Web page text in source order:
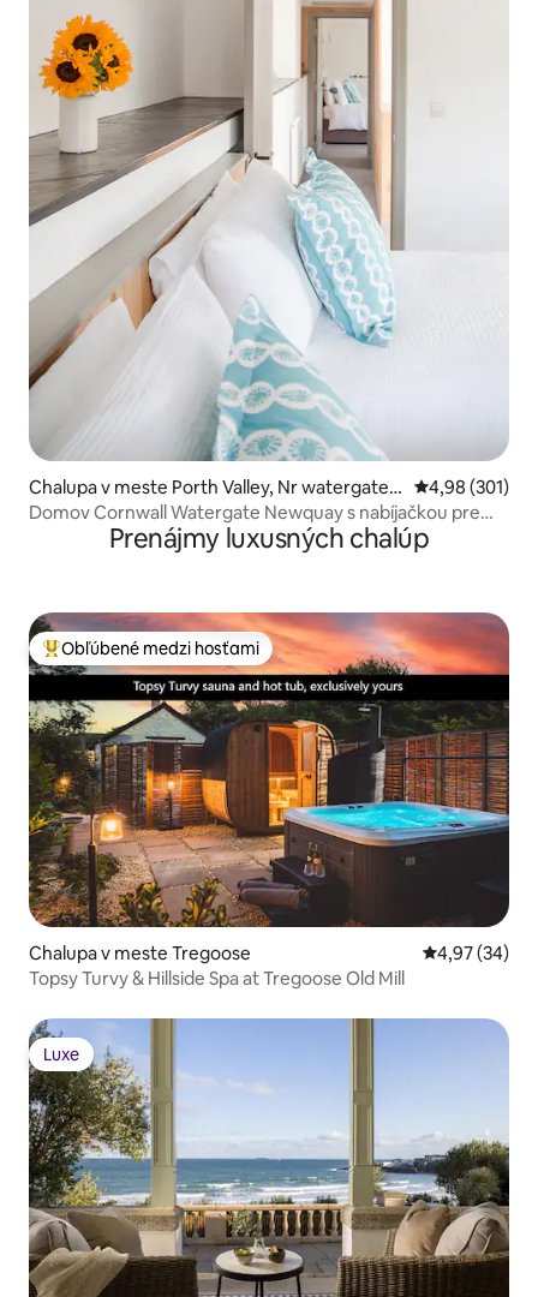
Chalupa v meste Porth Valley, Nr watergate B
ay
Priemerné
4,98 (301)
Domov Cornwall Watergate Newquay s nabíjačkou pre
elektromobilyPrenájmy luxusných chalúp
Najobľúbenejšie medzi hosťami
Obľúbené medzi hosťami
Chalupa v meste Tregoose Priemerné
4,97 (34)
Topsy Turvy & Hillside Spa at Tregoose Old Mill
Luxe
Luxe